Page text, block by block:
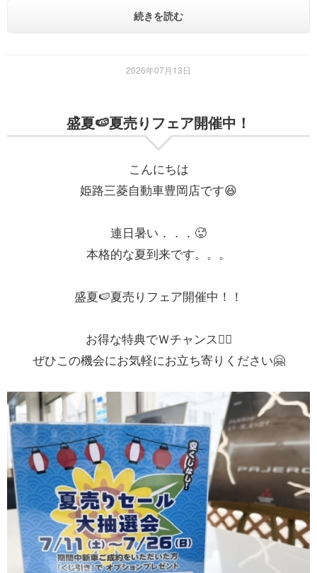
続きを読む
2026年07月13日
盛夏🍉夏売りフェア開催中！
こんにちは
姫路三菱自動車豊岡店です😆
連日暑い．．．🥵
本格的な夏到来です。。。
盛夏🍉夏売りフェア開催中！！
お得な特典でＷチャンス👍🏼
ぜひこの機会にお気軽にお立ち寄りください🤗